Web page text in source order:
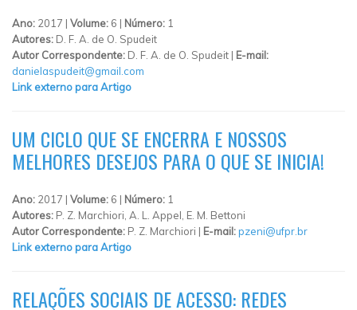
Ano: 2017 | Volume: 6 | Número: 1
Autores: D. F. A. de O. Spudeit
Autor Correspondente: D. F. A. de O. Spudeit | E-mail:
danielaspudeit@gmail.com
Link externo para Artigo
UM CICLO QUE SE ENCERRA E NOSSOS
MELHORES DESEJOS PARA O QUE SE INICIA!
Ano: 2017 | Volume: 6 | Número: 1
Autores: P. Z. Marchiori, A. L. Appel, E. M. Bettoni
Autor Correspondente: P. Z. Marchiori | E-mail:pzeni@ufpr.br
Link externo para Artigo
RELAÇÕES SOCIAIS DE ACESSO: REDES